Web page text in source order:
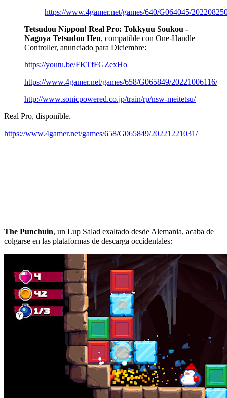
https://www.4gamer.net/games/640/G064045/
Tetsudou Nippon! Real Pro: Tokkyuu Soukou -
Nagoya Tetsudou Hen, compatible con One-Handle
Controller, anunciado para Diciembre:
https://youtu.be/FKTfFGZexHo
https://www.4gamer.net/games/658/G065849/20221006116/
http://www.sonicpowered.co.jp/train/rp/nsw-meitetsu/
Real Pro, disponible.
https://www.4gamer.net/games/658/G065849/20221221031/
The Punchuin, un Lup Salad exaltado desde Alemania, acaba de
colgarse en las plataformas de descarga occidentales: